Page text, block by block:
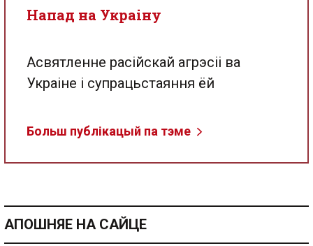
Напад на Украіну
Асвятленне расійскай агрэсіі ва
Украіне і супрацьстаяння ёй
Больш публікацый па тэме
АПОШНЯЕ НА САЙЦЕ